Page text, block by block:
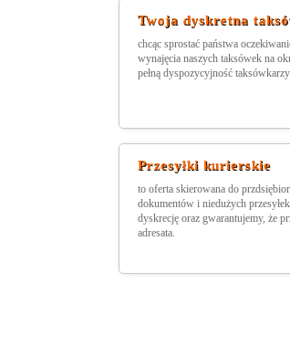
Twoja dyskretna
chcąc sprostać państwa
wynajęcia naszych taksówek na
pełną dyspozycyjność taksówkarzy.
Przesyłki kurierskie
to oferta skierowana do
dokumentów i niedużych
dyskrecję oraz gwarantujemy, że
adresata.